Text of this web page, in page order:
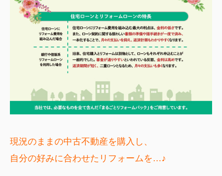
現況のままの中古不動産を購入し、
自分の好みに合わせた リフォームを…♪